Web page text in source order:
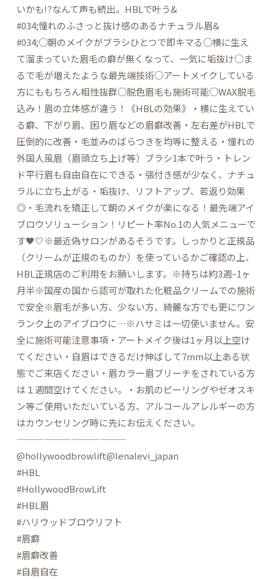
いかも!?なんて声も続出。HBLで叶う&
#034;憧れのふさっと抜け感のあるナチュラル眉&
#034;○朝のメイクがブラシひとつで即キマる○横に生え
て溜まっていた眉毛の癖が無くなって、一気に垢抜け○ま
るで毛が増えたような最先端技術○アートメイクしている
方にももちろん相性抜群○脱色眉毛も施術可能○WAX脱毛
込み！眉の立体感が違う！《HBLの効果》・横に生えてい
る癖、下がり眉、困り眉などの眉癖改善・左右差がHBLで
圧倒的に改善・毛並みのばらつきを均等に整える・憧れの
外国人風眉（眉頭立ち上げ等）ブラシ1本で叶う・トレン
ド平行眉も自由自在にできる・張付き感が少なく、ナチュ
ラルに立ち上がる・垢抜け、リフトアップ、若返り効果
◎・毛流れを矯正して朝のメイクが楽になる！最先端アイ
ブロウソリューション！リピート率No.1の人気メニューで
す🖤🤍※最近偽サロンがあるそうです。しっかりと正規品
（クリームが正規のものか）を使っているかご確認の上、
HBL正規店のご利用をお願いします。️️️️️️️️️️️️️️※持ちは約3週~1ヶ
月半※国産の国から認可が取れた化粧品クリームでの施術
で安全※眉毛が多い方、少ない方、綺麗な方でも更にワン
ランク上のアイブロウに…︎※ハサミは一切使いません。安
全に施術可能️️️️️️️️️️️️️️️注意事項・アートメイク後は1ヶ月以上空け
てください・自眉はできるだけ伸ばして7mm以上ある状
態でご来店ください・眉カラー眉ブリーチをされている方
は１週間空けてください。・お肌のピーリングやゼオスキ
ン等ご使用いただいている方、アルコールアレルギーの方
はカウンセリング時に先にお伝えください。
————————————
@hollywoodbrowlift@lenalevi_japan
#HBL
#HollywoodBrowLift
#HBL眉
#ハリウッドブロウリフト
#眉癖
#眉癖改善
#自眉自在